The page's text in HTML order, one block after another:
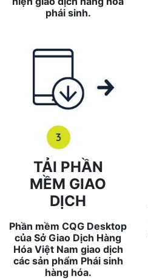
phái sinh.
TẢI PHẦN
MỀM GIAO
DỊCH
Phần mềm CQG Desktop
của Sở Giao Dịch Hàng
Hóa Việt Nam giao dịch
các sản phẩm Phái sinh
hàng hóa.